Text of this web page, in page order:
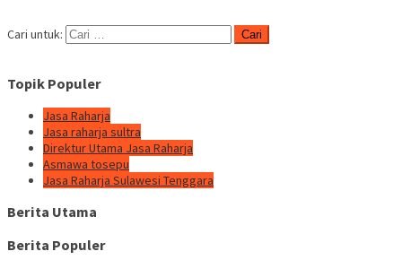
Cari untuk:
Topik Populer
Jasa Raharja
Jasa raharja sultra
Direktur Utama Jasa Raharja
Asmawa tosepu
Jasa Raharja Sulawesi Tenggara
Berita Utama
Berita Populer